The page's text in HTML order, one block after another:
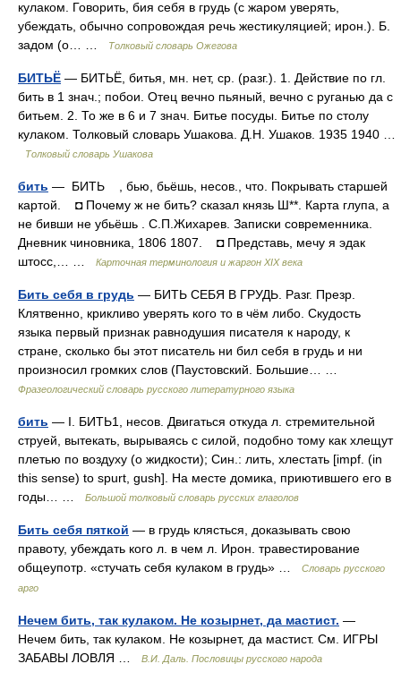
кулаком. Говорить, бия себя в грудь (с жаром уверять,
убеждать, обычно сопровождая речь жестикуляцией; ирон.). Б.
задом (о… …
Толковый словарь Ожегова
БИТЬЁ — БИТЬЁ, битья, мн. нет, ср. (разг.). 1. Действие по гл.
бить в 1 знач.; побои. Отец вечно пьяный, вечно с руганью да с
битьем. 2. То же в 6 и 7 знач. Битье посуды. Битье по столу
кулаком. Толковый словарь Ушакова. Д.Н. Ушаков. 1935 1940 …
Толковый словарь Ушакова
бить — БИТЬ , бью, бьёшь, несов., что. Покрывать старшей
картой. ◘ Почему ж не бить? сказал князь Ш**. Карта глупа, а
не бивши не убьёшь . С.П.Жихарев. Записки современника.
Дневник чиновника, 1806 1807. ◘ Представь, мечу я эдак
штосс,… …
Карточная терминология и жаргон XIX века
Бить себя в грудь — БИТЬ СЕБЯ В ГРУДЬ. Разг. Презр.
Клятвенно, крикливо уверять кого то в чём либо. Скудость
языка первый признак равнодушия писателя к народу, к
стране, сколько бы этот писатель ни бил себя в грудь и ни
произносил громких слов (Паустовский. Большие… …
Фразеологический словарь русского литературного языка
бить — I. БИТЬ1, несов. Двигаться откуда л. стремительной
струей, вытекать, вырываясь с силой, подобно тому как хлещут
плетью по воздуху (о жидкости); Син.: лить, хлестать [impf. (in
this sense) to spurt, gush]. На месте домика, приютившего его в
годы… …
Большой толковый словарь русских глаголов
Бить себя пяткой — в грудь клясться, доказывать свою
правоту, убеждать кого л. в чем л. Ирон. травестирование
общеупотр. «стучать себя кулаком в грудь» …
Словарь русского
арго
Нечем бить, так кулаком. Не козырнет, да мастист. —
Нечем бить, так кулаком. Не козырнет, да мастист. См. ИГРЫ
ЗАБАВЫ ЛОВЛЯ …
В.И. Даль. Пословицы русского народа